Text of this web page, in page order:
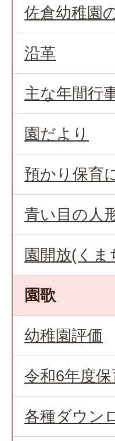
佐倉幼稚園
沿革
主な年間行
園だより
預かり保育
青い目の人
園開放(く
園歌
幼稚園評価
令和6年度
各種ダウン